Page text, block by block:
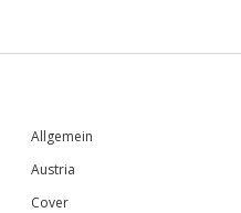
Sidebar
Allgemein
Austria
Cover